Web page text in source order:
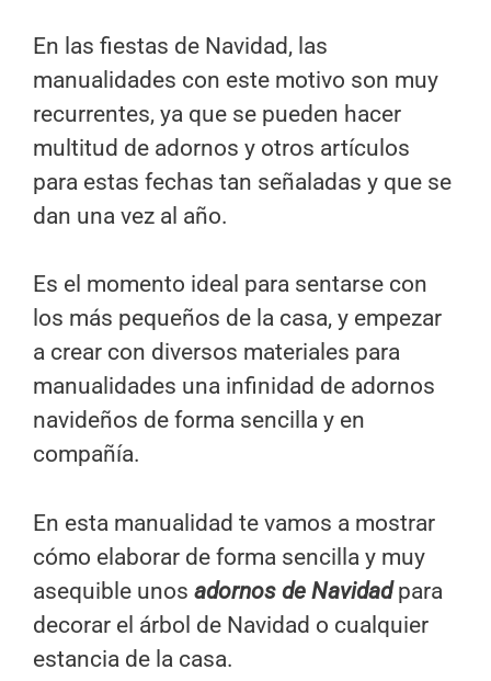
En las fiestas de Navidad, las
manualidades con este motivo son muy
recurrentes, ya que se pueden hacer
multitud de adornos y otros artículos
para estas fechas tan señaladas y que se
dan una vez al año.
Es el momento ideal para sentarse con
los más pequeños de la casa, y empezar
a crear con diversos materiales para
manualidades una infinidad de adornos
navideños de forma sencilla y en
compañía.
En esta manualidad te vamos a mostrar
cómo elaborar de forma sencilla y muy
asequible unos adornos de Navidadpara
decorar el árbol de Navidad o cualquier
estancia de la casa.